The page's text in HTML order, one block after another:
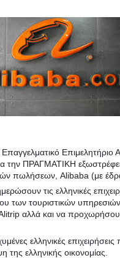
Επιμελητήριο
την ΠΡΑΓΜΑΤΙΚΗ
πωλήσεων, Alibaba (με
τις ελληνικές
των τουριστικών
αλλά και να προχωρήσουν
ελληνικές
ελληνικής οικονομίας.